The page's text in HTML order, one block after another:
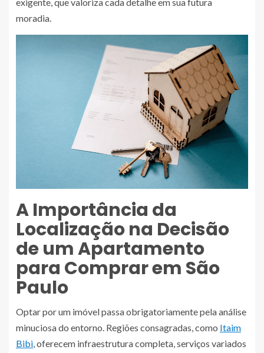
moradia.
A Importância da
Localização na Decisão
de um Apartamento
para Comprar em São
Paulo
Optar por um imóvel passa obrigatoriamente pela análise
minuciosa do entorno. Regiões consagradas, como Itaim
Bibi, oferecem infraestrutura completa, serviços variados